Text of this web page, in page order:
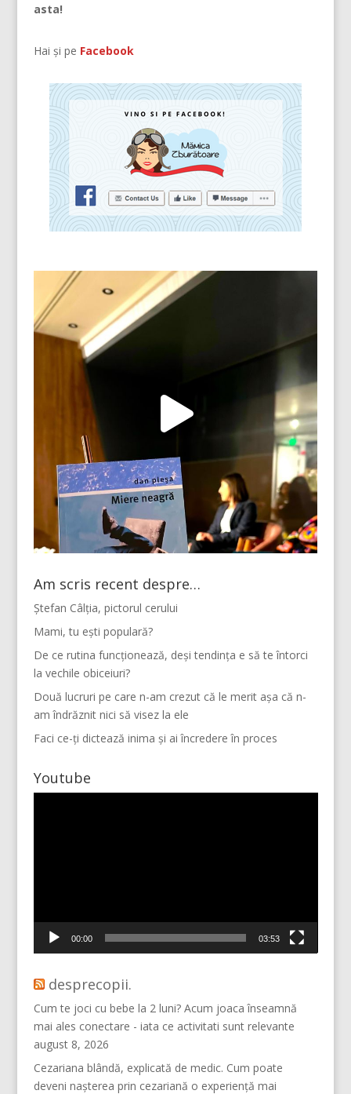
asta!
Hai și pe Facebook
Am scris recent despre…
Ștefan Câlția, pictorul cerului
Mami, tu ești populară?
De ce rutina funcționează, deși tendința e să te întorci
la vechile obiceiuri?
Două lucruri pe care n-am crezut că le merit așa că n-
am îndrăznit nici să visez la ele
Faci ce-ți dictează inima și ai încredere în proces
Youtube
00:00 03:53
desprecopii.
Cum te joci cu bebe la 2 luni? Acum joaca înseamnă
mai ales conectare - iata ce activitati sunt relevante
august 8, 2026
Cezariana blândă, explicată de medic. Cum poate
deveni nașterea prin cezariană o experiență mai